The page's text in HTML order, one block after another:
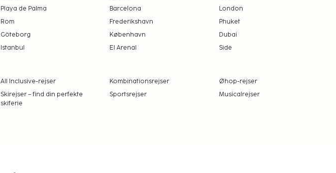
Playa de Palma
Barcelona
London
Rom
Frederikshavn
Phuket
Göteborg
København
Dubai
Istanbul
El Arenal Side
All Inclusive-rejser Kombinationsrejser
Øhop-rejser
Skirejser – find din perfekte
skiferie
Sportsrejser Musicalrejser